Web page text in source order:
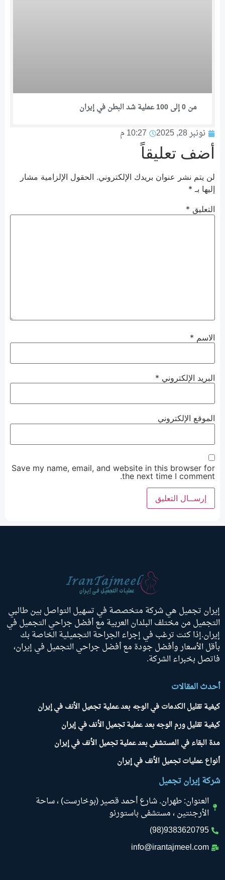
من 0 إلى 100 عملية شد البطن في إيران
نونبر 28, 2025 10:27 م
أضف تعليقاً
لن يتم نشر عنوان بريدك الإلكتروني. الحقول الإلزامية مشار
إليها بـ *
التعليق *
الاسم *
البريد الإلكتروني *
الموقع الإلكتروني
Save my name, email, and website in this browser for
the next time I comment.
إيران تجميل هي شركة متخصصة في تسهيل التواصل بين طالبي
التجميل من مختلف البلدان العربية مع أفضل جراحي التجميل في
إيران.إذا كنت ترغب في إجراء الجراحة التجميلية الخاصة بك
بأقل الأسعار وأفضل جودة مع أفضل جراحي التجميل في إيران،
فاتصل بخبراء الشركة.
أحدث المقالات
كيفية تقليل الكدمات في الوجه بعد عملية تجميل الأنف في إيران
كيفية تقليل ورم الوجه بعد عملية تجميل الأنف في إيران
مدة البقاء في المستشفى بعد عملية تجميل الأنف في إيران
أنواع عمليات تجميل الأنف في إيران
شركة إيران تجميل
العنوان: طهران. شارع أحمد قصير (بوخارست) ، ساحة
الأرجنتين ، مستشفى باستورنو
9383620795(98)
info@irantajmeel.com